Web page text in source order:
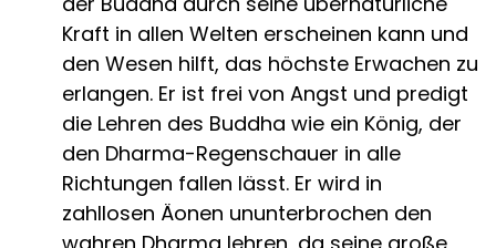
Kraft in allen Welten erscheinen kann und
den Wesen hilft, das höchste Erwachen zu
erlangen. Er ist frei von Angst und predigt
die Lehren des Buddha wie ein König, der
den Dharma-Regenschauer in alle
Richtungen fallen lässt. Er wird in
zahllosen Äonen ununterbrochen den